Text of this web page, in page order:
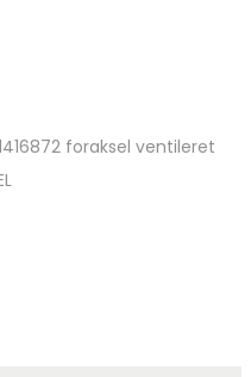
foraksel ventileret